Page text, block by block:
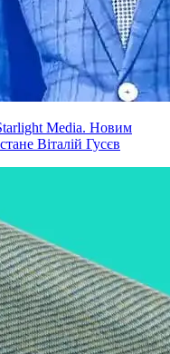
Media. Новим
Віталій Гусєв